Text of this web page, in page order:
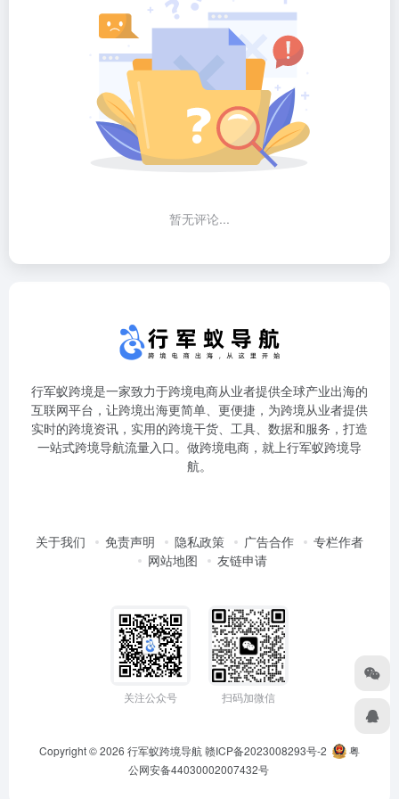
暂无评论...
行军蚁跨境是一家致力于跨境电商从业者提供全球产业出海的
互联网平台，让跨境出海更简单、更便捷，为跨境从业者提供
实时的跨境资讯，实用的跨境干货、工具、数据和服务，打造
一站式跨境导航流量入口。做跨境电商，就上行军蚁跨境导
航。
关于我们 免责声明 隐私政策 广告合作
专栏作者
网站地图
友链申请
关注公众号 扫码加微信
Copyright © 2026 行军蚁跨境导航赣ICP备2023008293号-2
粤
公网安备44030002007432号